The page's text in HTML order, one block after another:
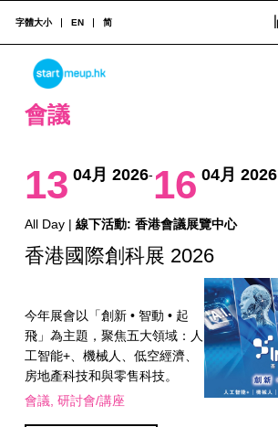
會議 Archives - Page 26 of 28 - StartmeupHK
STARTMEUPHK
字體大小 EN 简
會議
13 04月 2026-16 04月 2026
All Day | 線下活動: 香港會議展覽中心
香港國際創科展 2026
今年展會以「創新 • 智動 • 起
飛」為主題，聚焦五大領域：人
工智能+、機械人、低空經濟、
房地產科技和與零售科技。
會議 研討會/講座